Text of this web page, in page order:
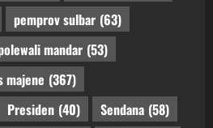
pemprov sulbar (63)
mandar (53)
majene (367)
Presiden (40) Sendana (58)